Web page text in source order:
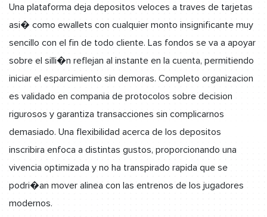
Una plataforma deja depositos veloces a traves de tarjetas
asi� como ewallets con cualquier monto insignificante muy
sencillo con el fin de todo cliente. Las fondos se va a apoyar
sobre el silli�n reflejan al instante en la cuenta, permitiendo
iniciar el esparcimiento sin demoras. Completo organizacion
es validado en compania de protocolos sobre decision
rigurosos y garantiza transacciones sin complicarnos
demasiado. Una flexibilidad acerca de los depositos
inscribira enfoca a distintas gustos, proporcionando una
vivencia optimizada y no ha transpirado rapida que se
podri�an mover alinea con las entrenos de los jugadores
modernos.